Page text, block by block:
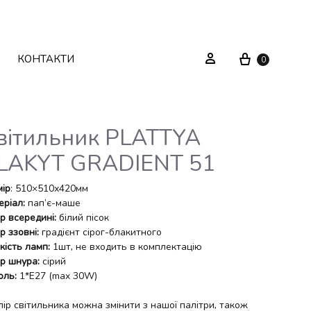
Текстиль
Декор
Вуличні меблі
Системи зберігання
Стелажі
Дзеркала
Вішаки
КОНТАКТИ Sign in Cart
0
PLATTYA
GRADIENT 51
: 510×510х420мм
пап’є-маше
всередині: білий пісок
ззовні:градієнт сірог-блакитного
ламп:1шт, не входить в комплектацію
шнура:сірий
1*E27 (max 30W)
світильника можна змінити з нашої палітри, також